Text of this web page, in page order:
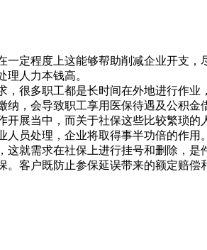
一定程度上这能够帮助削减企业开支
人力本钱高。
很多职工都是长时间在外地进行作业
，会导致职工享用医保待遇及公积金
当中，而关于社保这些比较繁琐的
员处理，企业将取得事半功倍的作用。
需求在社保上进行挂号和删除，是
客户既防止参保延误带来的额定赔偿